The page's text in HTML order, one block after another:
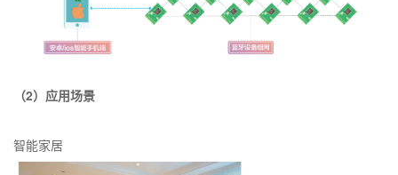
（2）应用场景
智能家居